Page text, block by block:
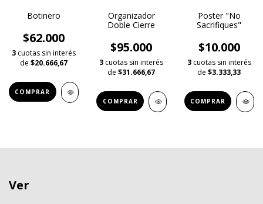
Botinero
$62.000
3 cuotas sin interés
de$20.666,67
COMPRAR
Organizador
Doble Cierre
$95.000
3 cuotas sin interés
de$31.666,67
COMPRAR
Poster "No
Sacrifiques"
$10.000
3 cuotas sin interés
de$3.333,33
COMPRAR
Ver